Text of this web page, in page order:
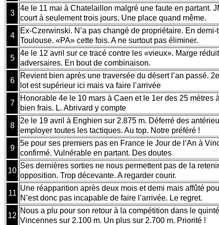
3
4e le 11 mai à Chatelaillon malgré une faute en partant.
court à seulement trois jours. Une place quand même.
4
Ex-Czerwinski. N’a pas changé de propriétaire. En
Toulouse. «PA» cette fois. A ne surtout pas éliminer.
5
4e le 12 avril sur ce tracé contre les «vieux». Marge
adversaires. En bout de combinaison.
6
Revient bien après une traversée du désert l’an passé.
lot est supérieur ici mais va faire l’arrivée
7
Honorable 4e le 10 mars à Caen et le 1er des 25 mètres
bien frais. L. Abrivard y compte
8
2e le 19 avril à Enghien sur 2.875 m. Déferré des
employer toutes les tactiques. Au top. Notre préféré !
9
5e pour ses premiers pas en France le Jour de l’An à
confirmé. Vulnérable en partant. Des doutes
10
Ses dernières sorties ne nous permettent pas de la
opposition. Trop décevante. A regarder courir.
11
Une réapparition après deux mois et demi mais affûté
N’est donc pas incapable de faire l’arrivée. Le regret.
12
Nous a plu pour son retour à la compétition dans le
Vincennes sur 2.100 m. Un plus sur 2.700 m. Priorité !